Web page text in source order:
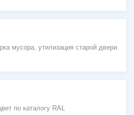
мусора, утилизация старой двери
по каталогу RAL